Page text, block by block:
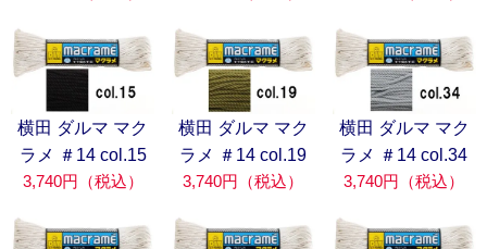
横田 ダルマ マク
ラメ ＃14 col.15
3,740円（税込）
横田 ダルマ マク
ラメ ＃14 col.19
3,740円（税込）
横田 ダルマ マク
ラメ ＃14 col.34
3,740円（税込）